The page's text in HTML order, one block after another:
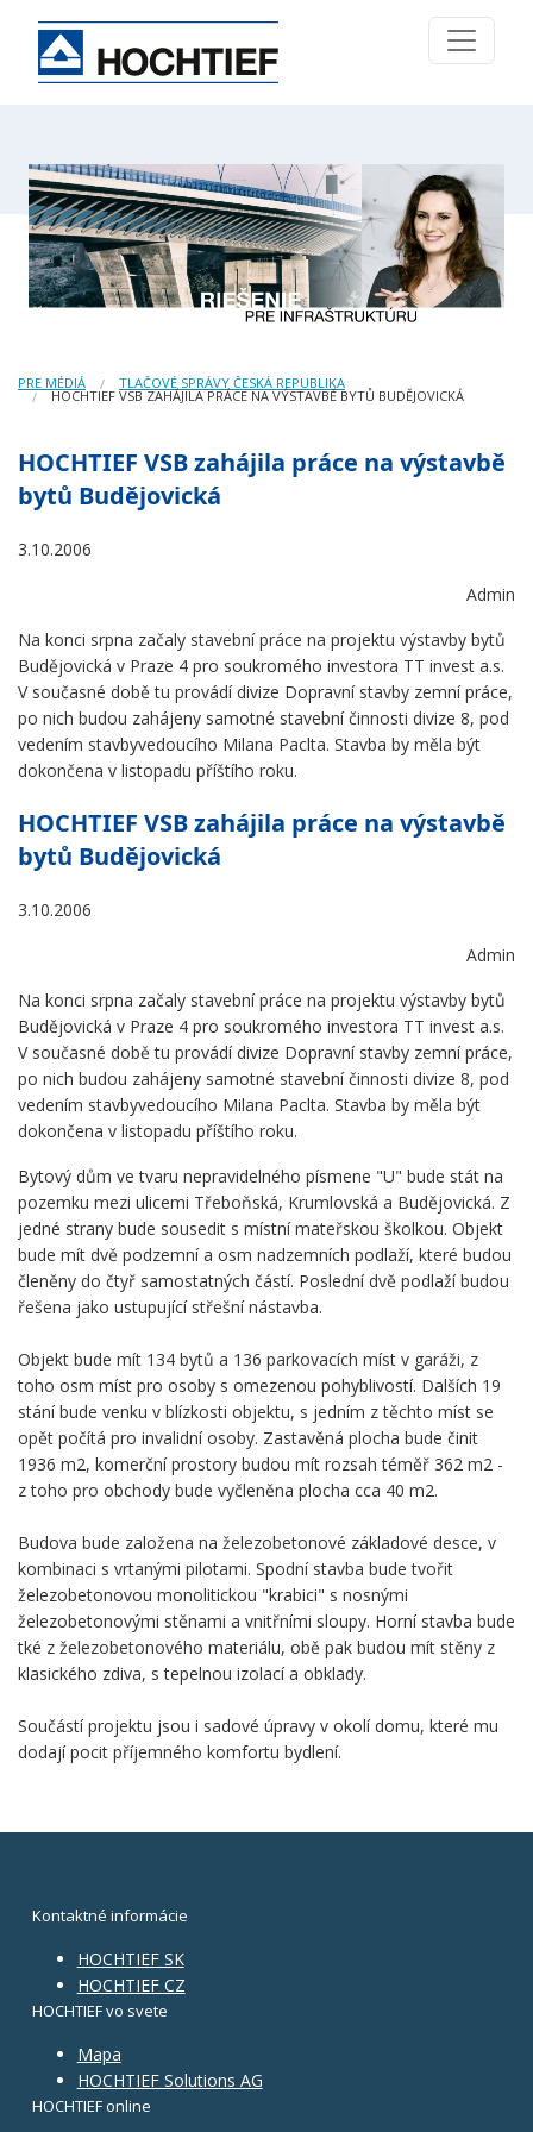
PRE MÉDIÁ TLAČOVÉ SPRÁVY ČESKÁ REPUBLIKA
HOCHTIEF VSB ZAHÁJILA PRÁCE NA VÝSTAVBĚ BYTŮ BUDĚJOVICKÁ
HOCHTIEF VSB zahájila práce na výstavbě
bytů Budějovická
3.10.2006
Admin
Na konci srpna začaly stavební práce na projektu výstavby bytů
Budějovická v Praze 4 pro soukromého investora TT invest a.s.
V současné době tu provádí divize Dopravní stavby zemní práce,
po nich budou zahájeny samotné stavební činnosti divize 8, pod
vedením stavbyvedoucího Milana Paclta. Stavba by měla být
dokončena v listopadu příštího roku.
HOCHTIEF VSB zahájila práce na výstavbě
bytů Budějovická
3.10.2006
Admin
Na konci srpna začaly stavební práce na projektu výstavby bytů
Budějovická v Praze 4 pro soukromého investora TT invest a.s.
V současné době tu provádí divize Dopravní stavby zemní práce,
po nich budou zahájeny samotné stavební činnosti divize 8, pod
vedením stavbyvedoucího Milana Paclta. Stavba by měla být
dokončena v listopadu příštího roku.
Bytový dům ve tvaru nepravidelného písmene "U" bude stát na
pozemku mezi ulicemi Třeboňská, Krumlovská a Budějovická. Z
jedné strany bude sousedit s místní mateřskou školkou. Objekt
bude mít dvě podzemní a osm nadzemních podlaží, které budou
členěny do čtyř samostatných částí. Poslední dvě podlaží budou
řešena jako ustupující střešní nástavba.
Objekt bude mít 134 bytů a 136 parkovacích míst v garáži, z
toho osm míst pro osoby s omezenou pohyblivostí. Dalších 19
stání bude venku v blízkosti objektu, s jedním z těchto míst se
opět počítá pro invalidní osoby. Zastavěná plocha bude činit
1936 m2, komerční prostory budou mít rozsah téměř 362 m2 -
z toho pro obchody bude vyčleněna plocha cca 40 m2.
Budova bude založena na železobetonové základové desce, v
kombinaci s vrtanými pilotami. Spodní stavba bude tvořit
železobetonovou monolitickou "krabici" s nosnými
železobetonovými stěnami a vnitřními sloupy. Horní stavba bude
tké z železobetonového materiálu, obě pak budou mít stěny z
klasického zdiva, s tepelnou izolací a obklady.
Součástí projektu jsou i sadové úpravy v okolí domu, které mu
dodají pocit příjemného komfortu bydlení.
Kontaktné informácie
HOCHTIEF SK
HOCHTIEF CZ
HOCHTIEF vo svete
Mapa
HOCHTIEF Solutions AG
HOCHTIEF online